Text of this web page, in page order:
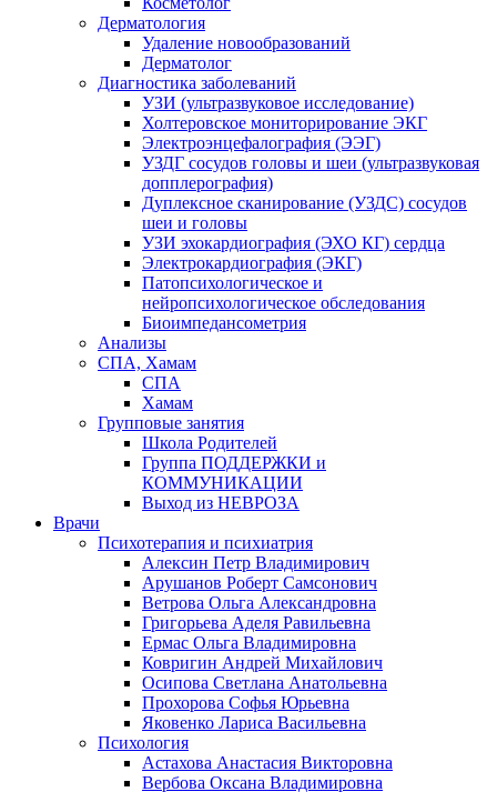
Дерматология
Удаление новообразований
Дерматолог
Диагностика заболеваний
УЗИ (ультразвуковое исследование)
Холтеровское мониторирование ЭКГ
Электроэнцефалография (ЭЭГ)
УЗДГ сосудов головы и шеи (ультразвуковая
допплерография)
Дуплексное сканирование (УЗДС) сосудов
шеи и головы
УЗИ эхокардиография (ЭХО КГ) сердца
Электрокардиография (ЭКГ)
Патопсихологическое и
нейропсихологическое обследования
Биоимпедансометрия
Анализы
СПА, Хамам
СПА
Хамам
Групповые занятия
Школа Родителей
Группа ПОДДЕРЖКИ и
КОММУНИКАЦИИ
Выход из НЕВРОЗА
Врачи
Психотерапия и психиатрия
Алексин Петр Владимирович
Арушанов Роберт Самсонович
Ветрова Ольга Александровна
Григорьева Аделя Равильевна
Ермас Ольга Владимировна
Ковригин Андрей Михайлович
Осипова Светлана Анатольевна
Прохорова Софья Юрьевна
Яковенко Лариса Васильевна
Психология
Астахова Анастасия Викторовна
Вербова Оксана Владимировна